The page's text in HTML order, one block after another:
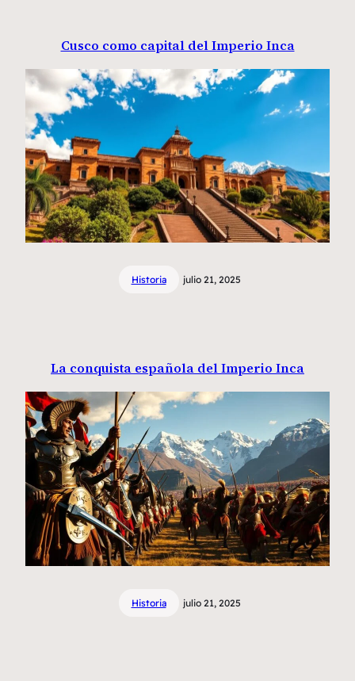
Cusco como capital del Imperio Inca
Historia julio 21, 2025
La conquista española del Imperio Inca
Historia julio 21, 2025